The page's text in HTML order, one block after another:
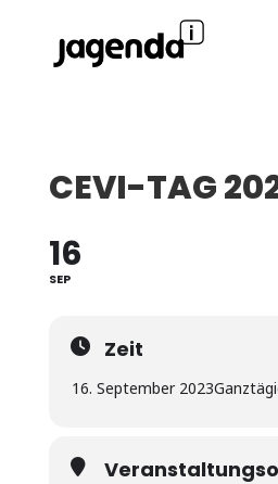
CEVI-TAG
16
SEP
Zeit
16. September 2023